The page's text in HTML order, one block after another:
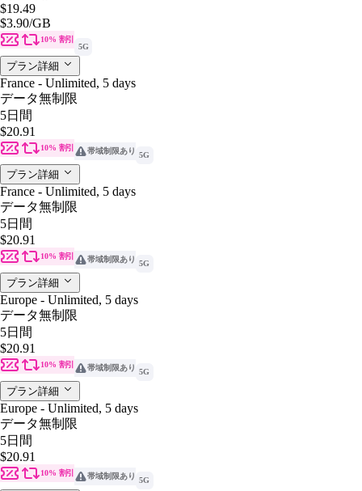
$19.49
$3.90/GB
10% 割引
5G
プラン詳細
France - Unlimited, 5 days
データ無制限
5日間
$20.91
10% 割引 帯域制限あり 5G
プラン詳細
France - Unlimited, 5 days
データ無制限
5日間
$20.91
10% 割引 帯域制限あり 5G
プラン詳細
Europe - Unlimited, 5 days
データ無制限
5日間
$20.91
10% 割引 帯域制限あり 5G
プラン詳細
Europe - Unlimited, 5 days
データ無制限
5日間
$20.91
10% 割引 帯域制限あり 5G